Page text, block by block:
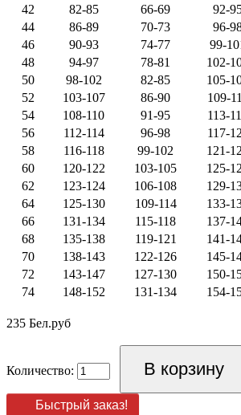
42
82-85 66-69
92-
44
86-89 70-73
96-
46
90-93 74-77
99-
48
94-97 78-81
102-
50
98-102 82-85
105-
52
103-107 86-90
109-
54
108-110 91-95
113-
56
112-114 96-98
117-
58
116-118 99-102
121-
60
120-122 103-105
125-
62
123-124 106-108
129-
64
125-130 109-114
133-
66
131-134 115-118
137-
68
135-138 119-121
141-
70
138-143 122-126
145-
72
143-147 127-130
150-
74
148-152 131-134 154-
235 Бел.руб
Количество:
Быстрый заказ!